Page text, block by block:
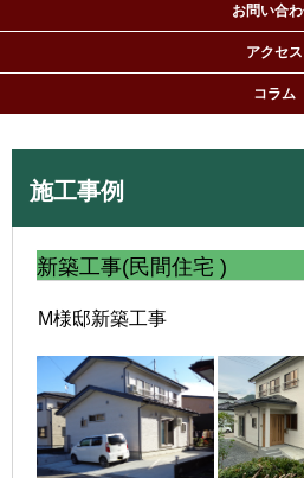
有限会社佐々忠建設は住宅の新築・リ
す。
お問い合
アクセス
コラム
施工事例
新築工事(民間住宅 )
M様邸新築工事